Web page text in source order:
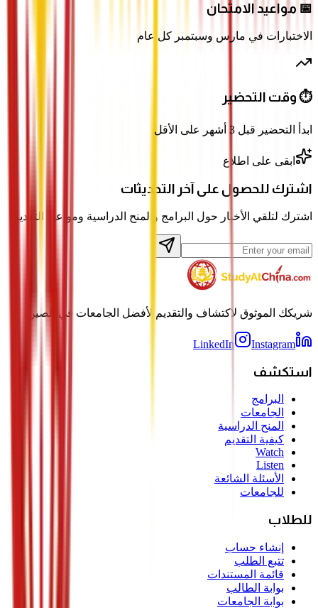
📅 مواعيد الامتحان
الاختبارات في مارس وسبتمبر كل عام
⏱️ وقت التحضير
ابدأ التحضير قبل 3 أشهر على الأقل
ابقى على اطلاع
اشترك للحصول على آخر التحديثات
اشترك لتلقي الأخبار حول البرامج والمنح الدراسية ومواعيد التقديم.
شريكك الموثوق لاكتشاف والتقديم لأفضل الجامعات في الصين.
LinkedIn Instagram
استكشف
البرامج
الجامعات
المنح الدراسية
كيفية التقديم
Watch
Listen
الأسئلة الشائعة
للجامعات
للطلاب
إنشاء حساب
تتبع الطلب
قائمة المستندات
بوابة الطالب
بوابة الجامعات